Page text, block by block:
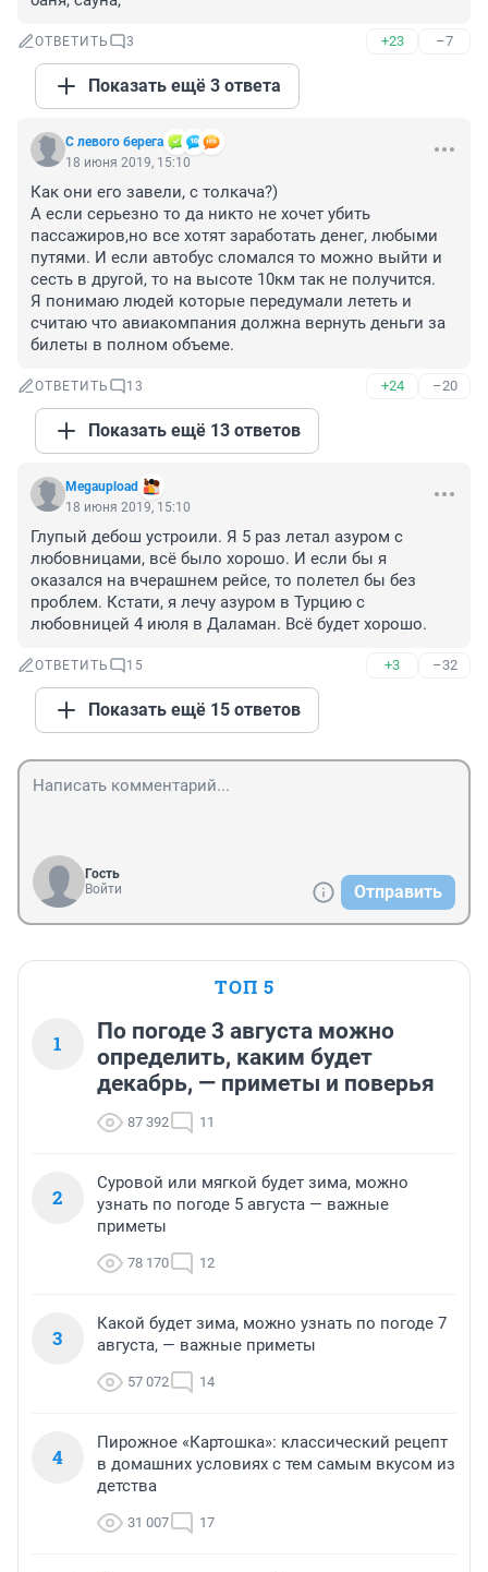
ОТВЕТИТЬ 3 +23 –7
Показать ещё 3 ответа
С левого берега
18 июня 2019, 15:10
Как они его завели, с толкача?)
А если серьезно то да никто не хочет убить
пассажиров,но все хотят заработать денег, любыми
путями. И если автобус сломался то можно выйти и
сесть в другой, то на высоте 10км так не получится.
Я понимаю людей которые передумали лететь и
считаю что авиакомпания должна вернуть деньги за
билеты в полном объеме.
ОТВЕТИТЬ 13 +24 –20
Показать ещё 13 ответов
Megaupload
18 июня 2019, 15:10
Глупый дебош устроили. Я 5 раз летал азуром с
любовницами, всё было хорошо. И если бы я
оказался на вчерашнем рейсе, то полетел бы без
проблем. Кстати, я лечу азуром в Турцию с
любовницей 4 июля в Даламан. Всё будет хорошо.
ОТВЕТИТЬ 15 +3 –32
Показать ещё 15 ответов
Гость
Войти
Отправить
ТОП 5
1
По погоде 3 августа можно
определить, каким будет
декабрь, — приметы и поверья
87 392 11
2
Суровой или мягкой будет зима, можно
узнать по погоде 5 августа — важные
приметы
78 170 12
3
Какой будет зима, можно узнать по погоде 7
августа, — важные приметы
57 072 14
4
Пирожное «Картошка»: классический рецепт
в домашних условиях с тем самым вкусом из
детства
31 007 17